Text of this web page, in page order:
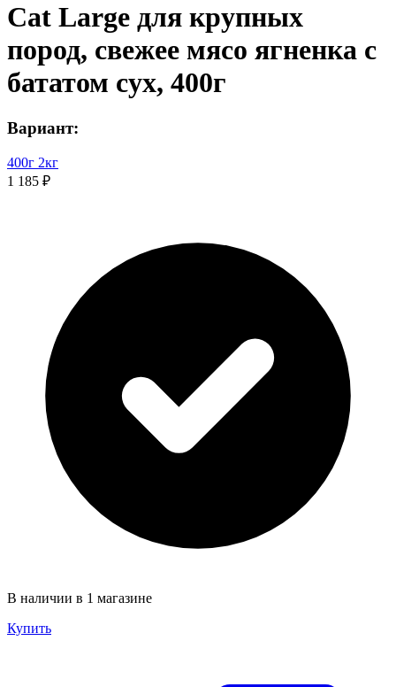
Cat Large для крупных
пород, свежее мясо ягненка с
бататом сух, 400г
Вариант:
400г 2кг
1 185 ₽
В наличии в 1 магазине
Купить